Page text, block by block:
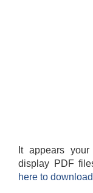
It appears
display PDF
here to